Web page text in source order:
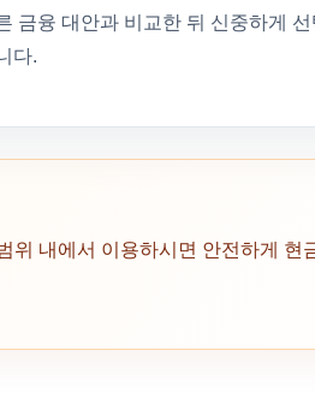
금융 대안과 비교한 뒤 신중하게
다.
위 내에서 이용하시면 안전하게 현